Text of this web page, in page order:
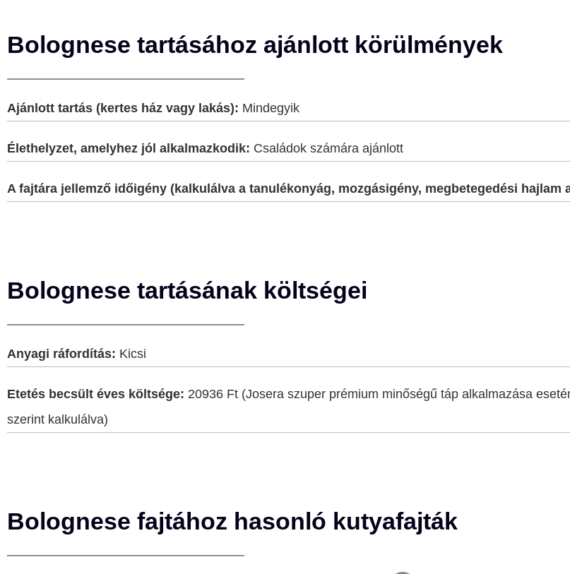
Bolognese tartásához ajánlott körülmények
Ajánlott tartás (kertes ház vagy lakás): Mindegyik
Élethelyzet, amelyhez jól alkalmazkodik: Családok számára ajánlott
A fajtára jellemző időigény (kalkulálva a tanulékonyág, mozgásigény, megbetegedési hajlam
Bolognese tartásának költségei
Anyagi ráfordítás: Kicsi
Etetés becsült éves költsége: 20936 Ft (Josera szuper prémium minőségű táp alkalmazása
szerint kalkulálva)
Bolognese fajtához hasonló kutyafajták